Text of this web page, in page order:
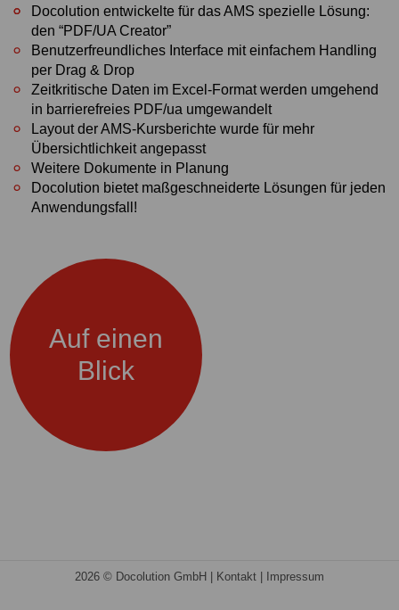
Docolution entwickelte für das AMS spezielle Lösung:
den “PDF/UA Creator”
Benutzerfreundliches Interface mit einfachem Handling
per Drag & Drop
Zeitkritische Daten im Excel-Format werden umgehend
in barrierefreies PDF/ua umgewandelt
Layout der AMS-Kursberichte wurde für mehr
Übersichtlichkeit angepasst
Weitere Dokumente in Planung
Docolution bietet maßgeschneiderte Lösungen für jeden
Anwendungsfall!
Auf einen
Blick
2026 © Docolution GmbH | Kontakt | Impressum